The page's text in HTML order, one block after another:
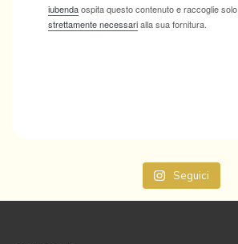
iubendaospita questo contenuto e raccoglie solo
strettamente necessarialla sua fornitura.
Seguici